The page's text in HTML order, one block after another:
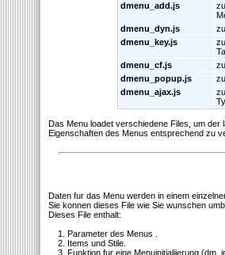
dmenu_add.js
dmenu_dyn.js
dmenu_key.js
dmenu_cf.js
dmenu_popup.js
dmenu_ajax.js
Das Menu loadet verschiedene Files, um
Eigenschaften des Menus entsprechend zu
Daten fur das Menu werden in einem
Sie konnen dieses File wie Sie wunschen
Dieses File enthalt:
1. Parameter des Menus .
2. Items und Stile.
3. Funktion fur eine Menuinitialiierung